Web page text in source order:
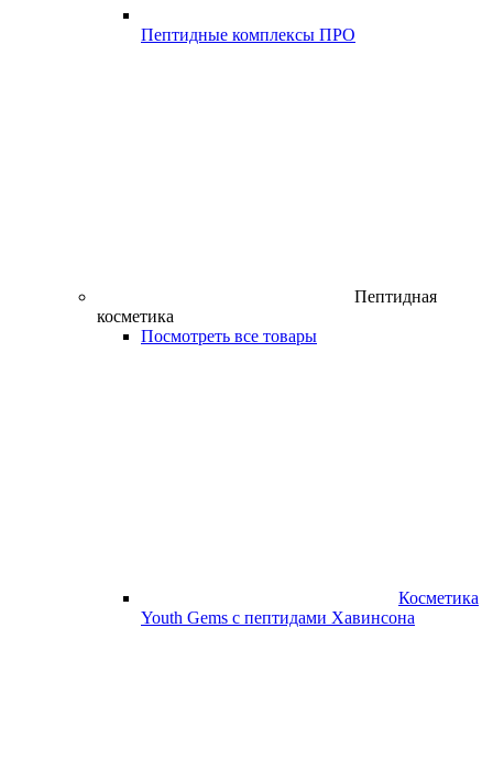
Пептидные комплексы ПРО
Пептидная
косметика
Посмотреть все товары
Косметика
Youth Gems с пептидами Хавинсона